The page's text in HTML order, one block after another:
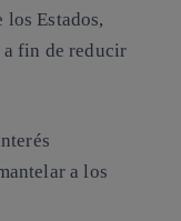
los Estados,
a fin de reducir
a los